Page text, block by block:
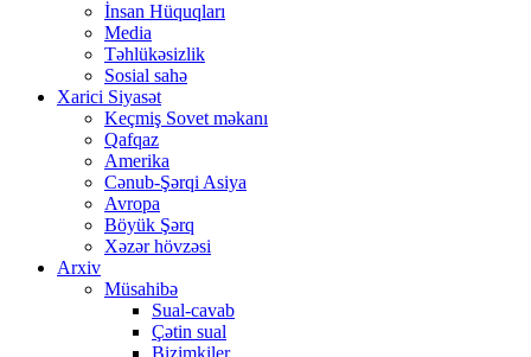
İnsan Hüquqları
Media
Təhlükəsizlik
Sosial sahə
Xarici Siyasət
Keçmiş Sovet məkanı
Qafqaz
Amerika
Cənub-Şərqi Asiya
Avropa
Böyük Şərq
Xəzər hövzəsi
Arxiv
Müsahibə
Sual-cavab
Çətin sual
Bizimkiler